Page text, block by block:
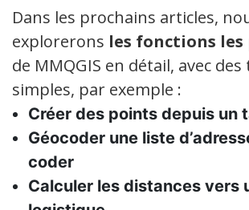
Dans les prochains articles,
explorerons les fonctions
de MMQGIS en détail, avec
simples, par exemple :
Créer des points depuis un
Géocoder une liste
coder
Calculer les distances vers